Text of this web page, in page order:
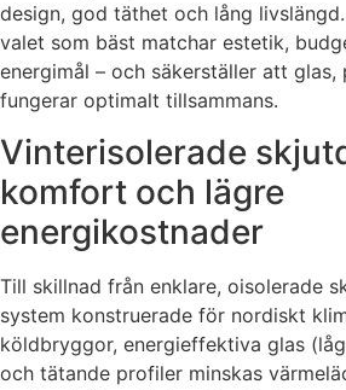
design, god täthet och lång
valet som bäst matchar estetik,
energimål – och säkerställer att
fungerar optimalt tillsammans.
Vinterisolerade
komfort och lägre
energikostnader
Till skillnad från enklare, oisolerade
system konstruerade för nordiskt
köldbryggor, energieffektiva glas
och tätande profiler minskas